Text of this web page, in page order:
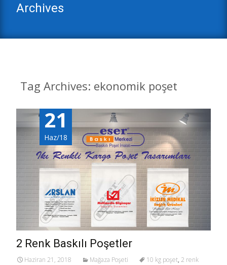
Archives
Tag Archives: ekonomik poşet
21
Haz/18
2 Renk Baskılı Poşetler
Haziran 21, 2018 Mağaza Poşeti 10 kg poşet, 2 renk